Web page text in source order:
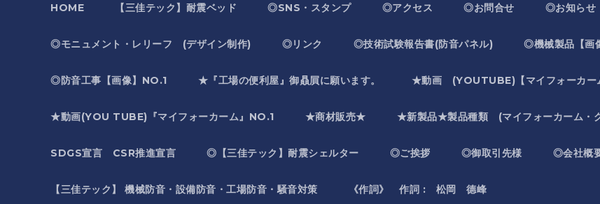
HOME 【三佳テック】耐震ベッド ◎SNS・スタンプ ◎アクセス ◎お問合せ ◎お知らせ
◎モニュメント・レリーフ (デザイン制作) ◎リンク ◎技術試験報告書(防音パネル) ◎機械製品【画
◎防音工事【画像】NO.1 ★『工場の便利屋』御贔屓に願います。 ★動画 (YOUTUBE)【マイフォーカー
★動画(YOU TUBE)『マイフォーカーム』NO.1 ★商材販売★ ★新製品★製品種類 (マイフォーカーム・
SDGS宣言 CSR推進宣言 ◎【三佳テック】耐震シェルター ◎ご挨拶 ◎御取引先様 ◎会社概
【三佳テック】 機械防音・設備防音・工場防音・騒音対策 《作詞》 作詞 : 松岡 德峰